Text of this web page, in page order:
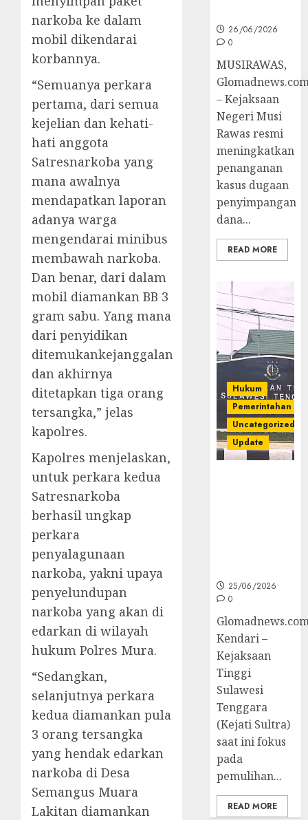
narkoba ke dalam
mobil dikendarai
korbannya.
“Semuanya perkara
pertama, dari semua
kejelian dan kehati-
hati anggota
Satresnarkoba yang
mana awalnya
mendapatkan laporan
adanya warga
mengendarai minibus
membawah narkoba.
Dan benar, dari dalam
mobil diamankan BB 3
gram sabu. Yang mana
dari penyidikan
ditemukankejanggalan
dan akhirnya
ditetapkan tiga orang
tersangka,” jelas
kapolres.
Kapolres menjelaskan,
untuk perkara kedua
Satresnarkoba
berhasil ungkap
perkara
penyalagunaan
narkoba, yakni upaya
penyelundupan
narkoba yang akan di
edarkan di wilayah
hukum Polres Mura.
“Sedangkan,
selanjutnya perkara
kedua diamankan pula
3 orang tersangka
yang hendak edarkan
narkoba di Desa
Semangus Muara
Lakitan diamankan
26/06/2026
0
MUSIRAWAS,
– Kejaksaan
Negeri Musi
Rawas resmi
meningkatkan
penanganan
kasus dugaan
penyimpangan
dana...
READ MORE
Hukum
Pemerintahan
Uncategorized
Update
25/06/2026
0
Kendari –
Kejaksaan
Tinggi
Sulawesi
Tenggara
(Kejati Sultra)
saat ini fokus
pada
pemulihan...
READ MORE